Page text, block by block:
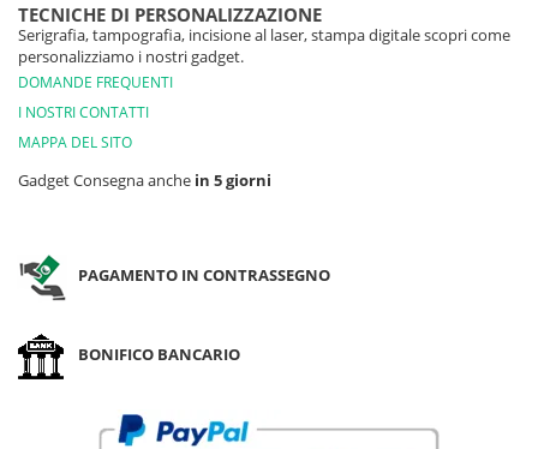
TECNICHE DI PERSONALIZZAZIONE
Serigrafia, tampografia, incisione al laser, stampa digitale scopri come
personalizziamo i nostri gadget.
DOMANDE FREQUENTI
I NOSTRI CONTATTI
MAPPA DEL SITO
Gadget Consegna anche in 5 giorni
PAGAMENTO IN CONTRASSEGNO
BONIFICO BANCARIO